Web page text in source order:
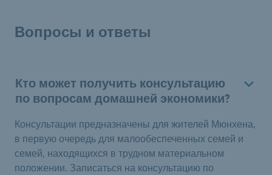
Вопросы и ответы
Кто может получить консультацию
по вопросам домашней экономики?
Консультации предназначены для жителей Мюнхена,
в первую очередь для малообеспеченных семей и
семей, находящихся в трудном материальном
положении. Записаться на консультацию по